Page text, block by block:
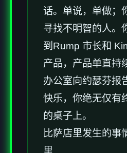
话。单说，单做；
寻找不明智的人。
到Rump 市长和
产品，产品单直持
办公室向约瑟芬报
快乐，你绝无仅有
的桌子上。
比萨店里发生的事
里